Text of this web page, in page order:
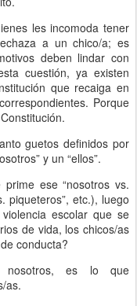
les incomoda tener
a un chico/a; es
deben lindar con
cuestión, ya existen
que recaiga en
Porque
guetos definidos por
y un “ellos”.
ese “nosotros vs.
piqueteros”, etc.), luego
escolar que se
de vida, los chicos/as
conducta?
nosotros, es lo que
as.